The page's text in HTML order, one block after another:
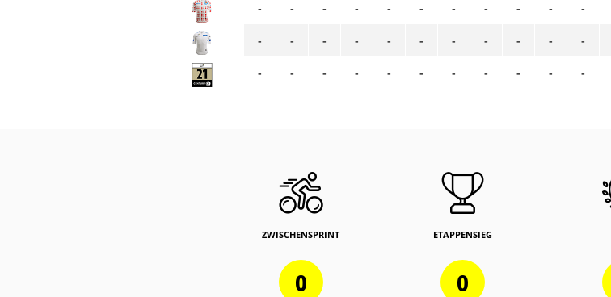
-
-
-
-
-
-
-
-
-
-
-
-
-
-
-
-
-
-
-
-
-
-
-
-
-
-
-
-
-
-
-
-
-
ZWISCHENSPRINT
0
ETAPPENSIEG
0